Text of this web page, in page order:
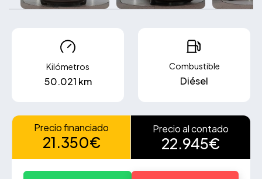
Kilómetros
50.021 km
Combustible
Diésel
Precio financiado
21.350€
Precio al contado
22.945€